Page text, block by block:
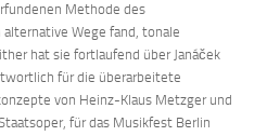
Methode des
Wege fand, tonale
hat sie fortlaufend über Janáček
für die überarbeitete
von Heinz-Klaus Metzger und
für das Musikfest Berlin